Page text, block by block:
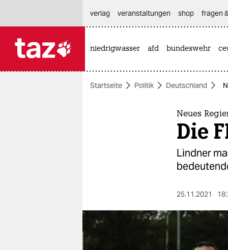
themen
berlin
verlag
veranstaltungen shop fragen
niedrigwasser afd bundeswehr
Startseite Politik Deutschland
Neues
Die
Lindner
25.11.2021